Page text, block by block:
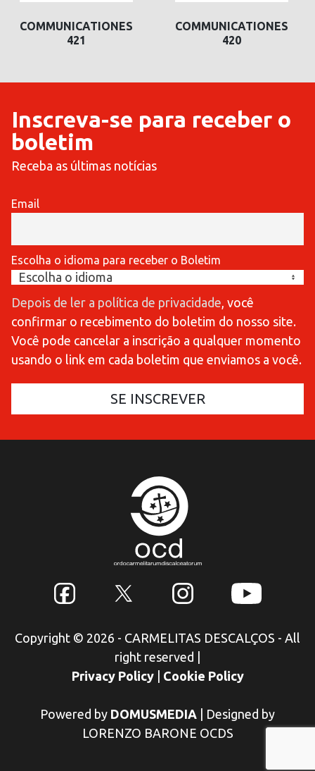
COMMUNICATIONES
420
COMMUNICATIONES
419
Inscreva-se para receber o
boletim
Receba as últimas notícias
Email
Escolha o idioma para receber o Boletim
Depois de ler a política de privacidade, você
confirmar o recebimento do boletim do nosso site.
Você pode cancelar a inscrição a qualquer momento
usando o link em cada boletim que enviamos a você.
Copyright © 2026 - CARMELITAS DESCALÇOS - All
right reserved
Privacy Policy
Cookie Policy
Powered by DOMUSMEDIA
Designed by
LORENZO BARONE OCDS